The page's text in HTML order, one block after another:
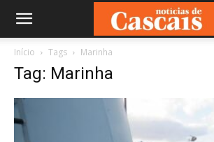
Início Tags Marinha
Tag: Marinha